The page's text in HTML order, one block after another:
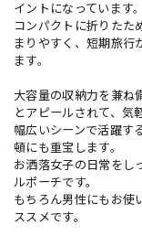
イントになっています。
コンパクトに折りたた
まりやすく、短期旅行
ます。
大容量の収納力を兼ね
とアピールされて、気
幅広いシーンで活躍す
頓にも重宝します。
お洒落女子の日常をし
ルポーチです。
もちろん男性にもお使
ススメです。